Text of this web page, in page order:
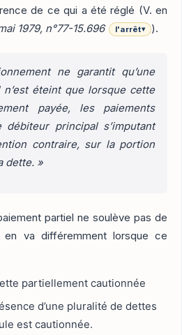
de ce qui a été réglé (V. en
1979, n°77-15.696 l'arrêt▾ ).
ne garantit qu’une
éteint que lorsque cette
payée, les paiements
principal s’imputant
contraire, sur la portion
dette. »
partiel ne soulève pas de
en va différemment lorsque ce
partiellement cautionnée
d’une pluralité de dettes
est cautionnée.